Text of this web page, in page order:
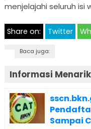
menjelajahi seluruh isi
Share on: Twitter
Baca juga:
Informasi
Sampai